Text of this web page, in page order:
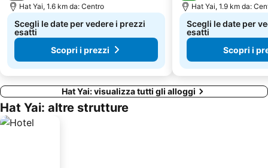
Hat Yai, 1.6 km da: Centro
Scegli le date per vedere i prezzi
esatti
Scopri i prezzi
Hat Yai, 1.9 km da:
Scegli le date per
esatti
Scopri i
Hat Yai: visualizza tutti gli alloggi
Hat Yai: altre strutture